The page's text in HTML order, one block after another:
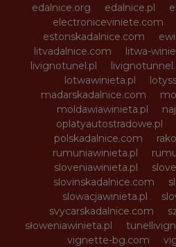
edalnice.org
edalnice.pl
electroniceviniete.com
estonskadalnice.com
litvadalnice.com
litwa-
livignotunel.pl
lotwawinieta.pl
madarskadalnice.com
moldawiawinieta.pl
oplatyautostradowe.pl
polskadalnice.com
rumuniawinieta.pl
sloveniawinieta.pl
slovinskadalnice.com
slowacjawinieta.pl
svycarskadalnice.com
słoweniawinieta.pl
vignette-bg.com